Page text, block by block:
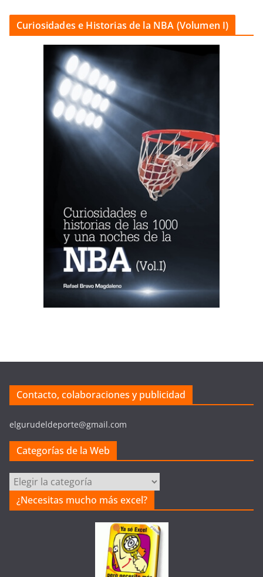
Curiosidades e Historias de la NBA (Volumen I)
Contacto, colaboraciones y publicidad
elgurudeldeporte@gmail.com
Categorías de la Web
Categorías
de
la
¿Necesitas mucho más excel?